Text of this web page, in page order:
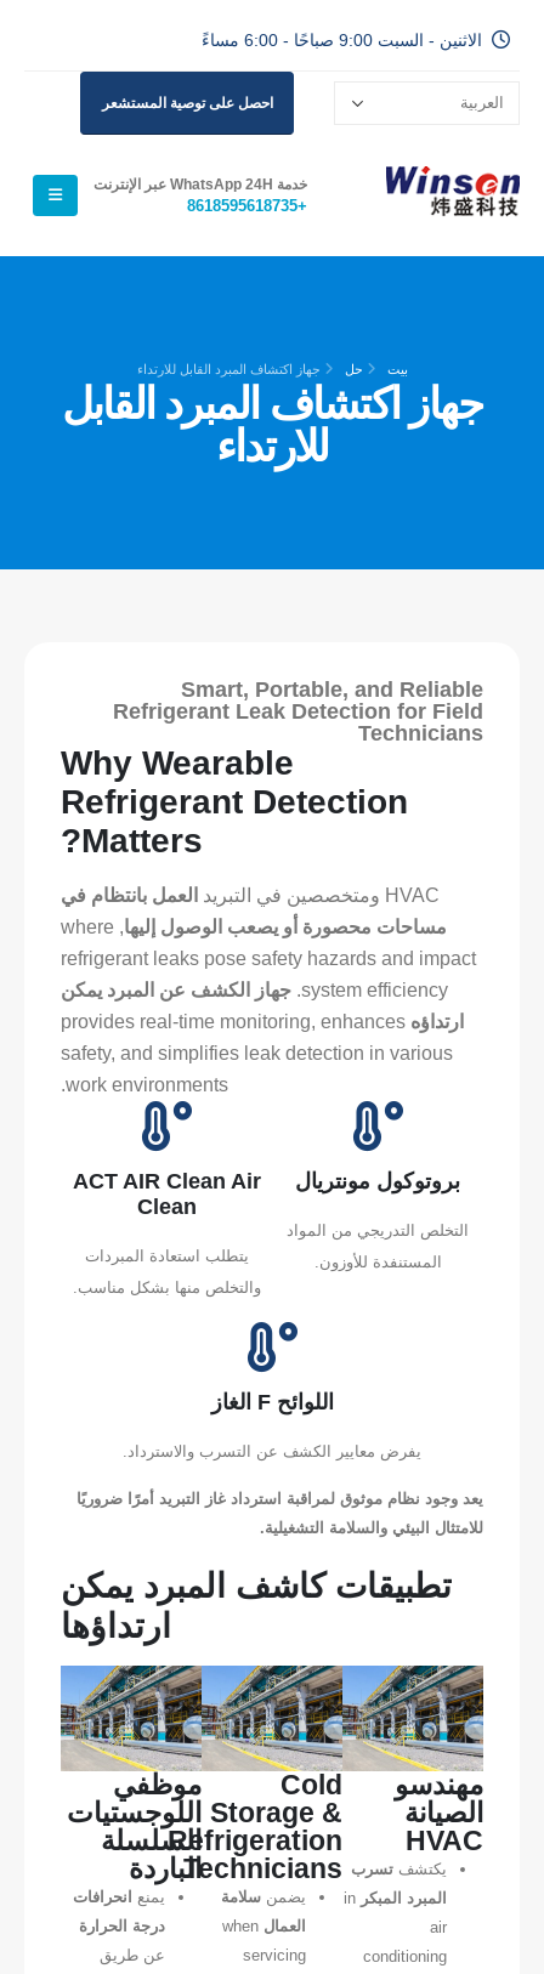
الاثنين - السبت 9:00 صباحًا - 6:00 مساءً
احصل على توصية المستشعر
خدمة WhatsApp 24H عبر الإنترنت
+8618595618735
بيت حل جهاز اكتشاف المبرد القابل للارتداء
جهاز اكتشاف المبرد القابل
للارتداء
Smart, Portable, and Reliable
Refrigerant Leak Detection for Field
Technicians
Why Wearable
Refrigerant Detection
Matters?
HVAC ومتخصصين في التبريد
العمل بانتظام في
مساحات محصورة أو يصعب الوصول إليها , where
refrigerant leaks pose safety hazards and impact
system efficiency. جهاز الكشف عن المبرد يمكن
ارتداؤه provides real-time monitoring, enhances
safety, and simplifies leak detection in various
work environments.
بروتوكول مونتريال
التخلص التدريجي من المواد
المستنفدة للأوزون.
ACT AIR Clean Air
Clean
يتطلب استعادة المبردات
والتخلص منها بشكل مناسب.
اللوائح F الغاز
يفرض معايير الكشف عن التسرب والاسترداد.
يعد وجود نظام موثوق لمراقبة استرداد غاز التبريد أمرًا ضروريًا
للامتثال البيئي والسلامة التشغيلية.
تطبيقات كاشف المبرد يمكن
ارتداؤها
مهندسو
الصيانة
HVAC
يكتشف تسرب
المبرد المبكر in
air
conditioning
Cold
Storage &
Refrigeration
Technicians
يضمن سلامة
العمال when
servicing
موظفي
اللوجستيات
السلسلة
الباردة
يمنع انحرافات
درجة الحرارة
عن طريق